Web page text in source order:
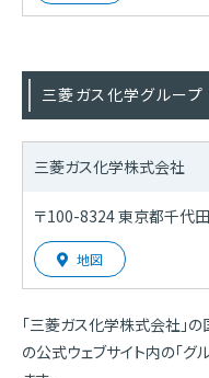
三菱ガス化学グループ
三菱ガス化学株式会社
〒100-8324 東京都千代
地図
「三菱ガス化学株式会社」
の公式ウェブサイト内の「